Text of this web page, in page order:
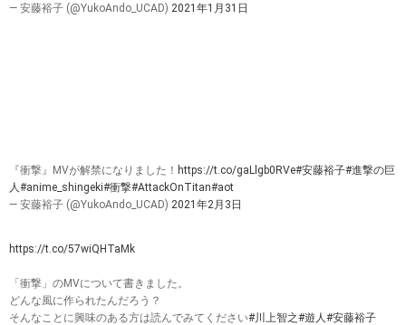
— 安藤裕子 (@YukoAndo_UCAD) 2021年1月31日
『衝撃』MVが解禁になりました！ https://t.co/gaLlgb0RVe#安藤裕子#進撃の巨
人#anime_shingeki#衝撃#AttackOnTitan#aot
— 安藤裕子 (@YukoAndo_UCAD) 2021年2月3日
https://t.co/57wiQHTaMk
「衝撃」のMVについて書きました。
どんな風に作られたんだろう？
そんなことに興味のある方は読んでみてください#川上智之#遊人#安藤裕子